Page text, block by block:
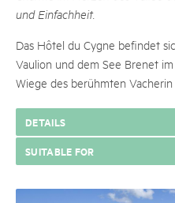
und Einfachheit.
Das Hôtel du Cygne befindet
Vaulion und dem See Brenet
Wiege des berühmten Vacherin
DETAILS
SUITABLE FOR